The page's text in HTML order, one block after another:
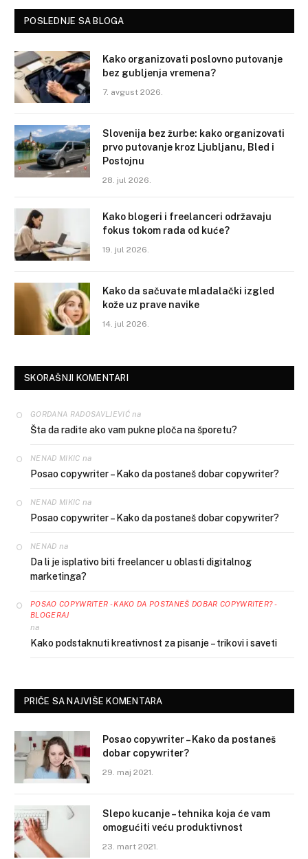
POSLEDNJE SA BLOGA
Kako organizovati poslovno putovanje
bez gubljenja vremena?
7. avgust 2026.
Slovenija bez žurbe: kako organizovati
prvo putovanje kroz Ljubljanu, Bled i
Postojnu
28. jul 2026.
Kako blogeri i freelanceri održavaju
fokus tokom rada od kuće?
19. jul 2026.
Kako da sačuvate mladalački izgled
kože uz prave navike
14. jul 2026.
SKORAŠNJI KOMENTARI
GORDANA RADOSAVLJEVIĆna
Šta da radite ako vam pukne ploča na šporetu?
NENAD MIKIC na
Posao copywriter – Kako da postaneš dobar copywriter?
NENAD MIKIC na
Posao copywriter – Kako da postaneš dobar copywriter?
NENAD na
Da li je isplativo biti freelancer u oblasti digitalnog
marketinga?
POSAO COPYWRITER - KAKO DA POSTANEŠ DOBAR COPYWRITER? -
BLOGERAJ
na
Kako podstaknuti kreativnost za pisanje – trikovi i saveti
PRIČE SA NAJVIŠE KOMENTARA
Posao copywriter – Kako da postaneš
dobar copywriter?
29. maj 2021.
Slepo kucanje – tehnika koja će vam
omogućiti veću produktivnost
23. mart 2021.